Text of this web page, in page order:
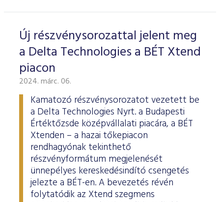
Új részvénysorozattal jelent meg
a Delta Technologies a BÉT Xtend
piacon
2024. márc. 06.
Kamatozó részvénysorozatot vezetett be
a Delta Technologies Nyrt. a Budapesti
Értéktőzsde középvállalati piacára, a BÉT
Xtenden – a hazai tőkepiacon
rendhagyónak tekinthető
részvényformátum megjelenését
ünnepélyes kereskedésindító csengetés
jelezte a BÉT-en. A bevezetés révén
folytatódik az Xtend szegmens